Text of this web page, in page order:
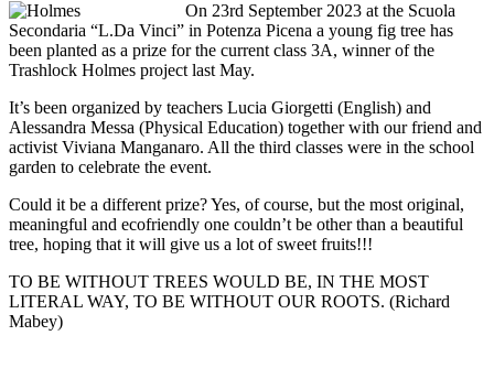
On 23rd September 2023 at the Scuola
Secondaria “L.Da Vinci” in Potenza Picena a young fig tree has
been planted as a prize for the current class 3A, winner of the
Trashlock Holmes project last May.
It’s been organized by teachers Lucia Giorgetti (English) and
Alessandra Messa (Physical Education) together with our friend and
activist Viviana Manganaro. All the third classes were in the school
garden to celebrate the event.
Could it be a different prize? Yes, of course, but the most original,
meaningful and ecofriendly one couldn’t be other than a beautiful
tree, hoping that it will give us a lot of sweet fruits!!!
TO BE WITHOUT TREES WOULD BE, IN THE MOST
LITERAL WAY, TO BE WITHOUT OUR ROOTS. (Richard
Mabey)